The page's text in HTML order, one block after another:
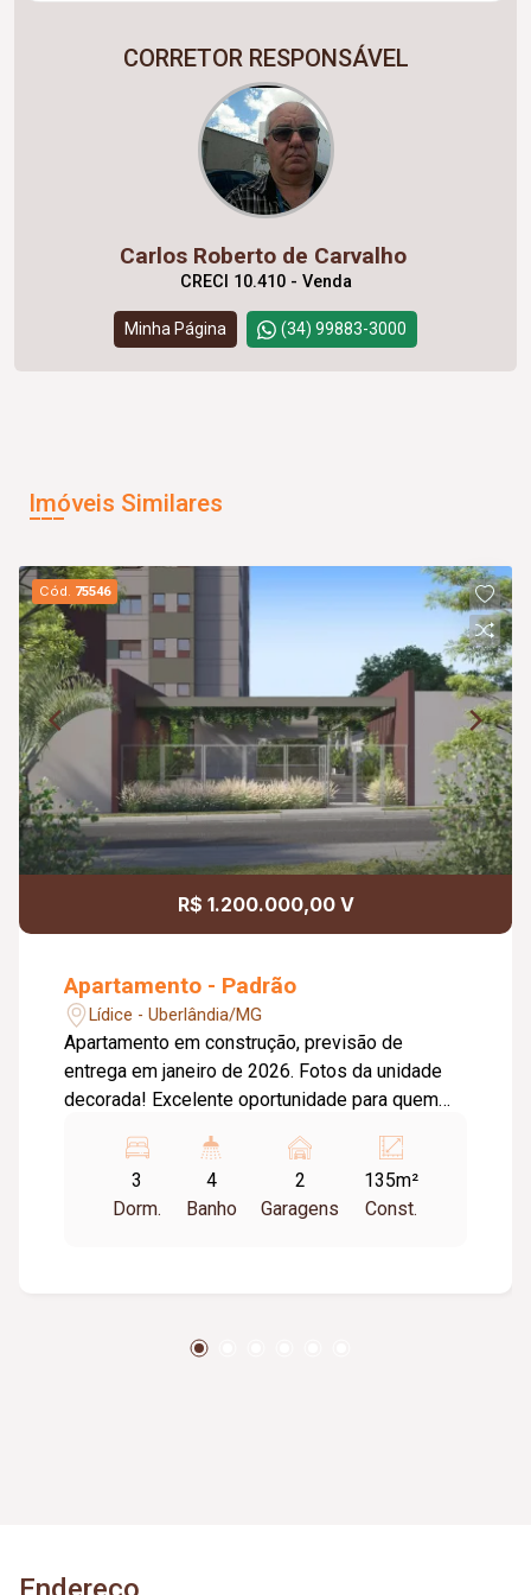
CORRETOR RESPONSÁVEL
Carlos Roberto de Carvalho
CRECI 10.410 - Venda
Minha Página (34) 99883-3000
Imóveis Similares
Cód. 75546
R$ 1.200.000,00 V
Apartamento - Padrão
Lídice - Uberlândia/MG
Apartamento em construção, previsão de
entrega em janeiro de 2026. Fotos da unidade
decorada! Excelente oportunidade para quem
Uberlândia/MG, empreendimento de alto padrão,
localizado próximo Avenida Rondon Pacheco,
Apartamento com 3 suítes, sendo 1 suíte
fechada, espaço para deposito, varanda gourmet
lateral com vista livre, área útil de 134,67m², 2
3
Dorm.
4
Banho
2
Garagens
135m²
Const.